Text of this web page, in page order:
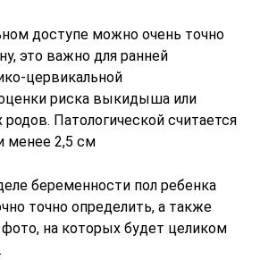
доступе можно очень точно
это важно для ранней
цервикальной
риска выкидыша или
Патологической считается
менее 2,5 см
беременности пол ребенка
точно определить, а также
на которых будет целиком